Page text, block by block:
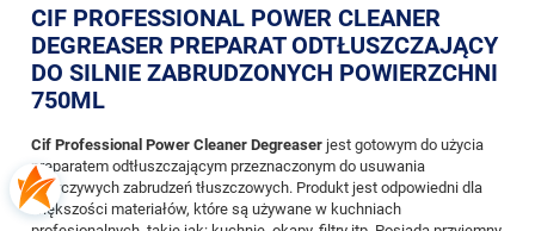
CIF PROFESSIONAL POWER CLEANER
DEGREASER PREPARAT ODTŁUSZCZAJĄCY
DO SILNIE ZABRUDZONYCH POWIERZCHNI
750ML
Cif Professional Power Cleaner Degreaser jest gotowym do użycia
preparatem odtłuszczającym przeznaczonym do usuwania
uporczywych zabrudzeń tłuszczowych. Produkt jest odpowiedni dla
większości materiałów, które są używane w kuchniach